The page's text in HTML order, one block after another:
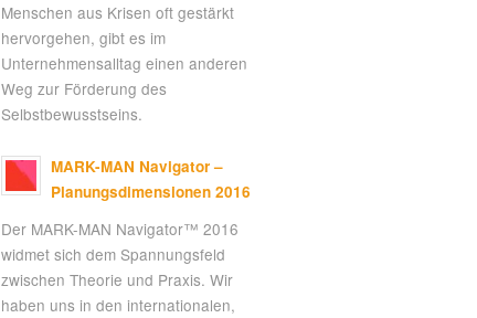
Menschen aus Krisen oft gestärkt
hervorgehen, gibt es im
Unternehmensalltag einen anderen
Weg zur Förderung des
Selbstbewusstseins.
MARK-MAN Navigator –
Planungsdimensionen 2016
Der MARK-MAN Navigator™ 2016
widmet sich dem Spannungsfeld
zwischen Theorie und Praxis. Wir
haben uns in den internationalen,